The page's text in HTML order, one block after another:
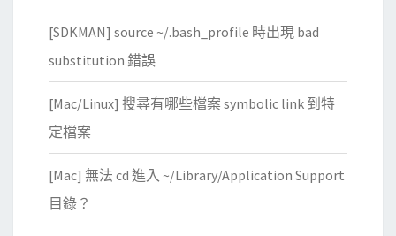
敗
因
e
？
[SDKMAN] source ~/.bash_profile 時出現 bad
substitution 錯誤
[Mac/Linux] 搜尋有哪些檔案 symbolic link 到特
定檔案
[Mac] 無法 cd 進入 ~/Library/Application Support
目錄？